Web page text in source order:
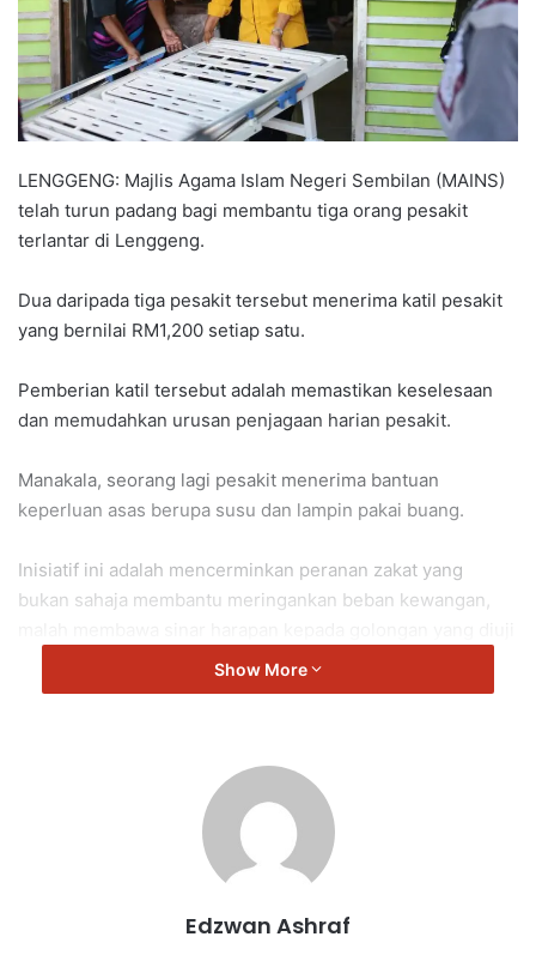
a
i
l
LENGGENG: Majlis Agama Islam Negeri Sembilan (MAINS)
telah turun padang bagi membantu tiga orang pesakit
terlantar di Lenggeng.
Dua daripada tiga pesakit tersebut menerima katil pesakit
yang bernilai RM1,200 setiap satu.
Pemberian katil tersebut adalah memastikan keselesaan
dan memudahkan urusan penjagaan harian pesakit.
Manakala, seorang lagi pesakit menerima bantuan
keperluan asas berupa susu dan lampin pakai buang.
Inisiatif ini adalah mencerminkan peranan zakat yang
bukan sahaja membantu meringankan beban kewangan,
menyeluruh termasuklah aspek kebajikan dan kesihatan.
Turut hadir bersama Ahli Dewan Undangan Negeri (ADUN)
Dato’ Mohd Asna Amin yang turut melihat keperluan
Show More
Edzwan Ashraf